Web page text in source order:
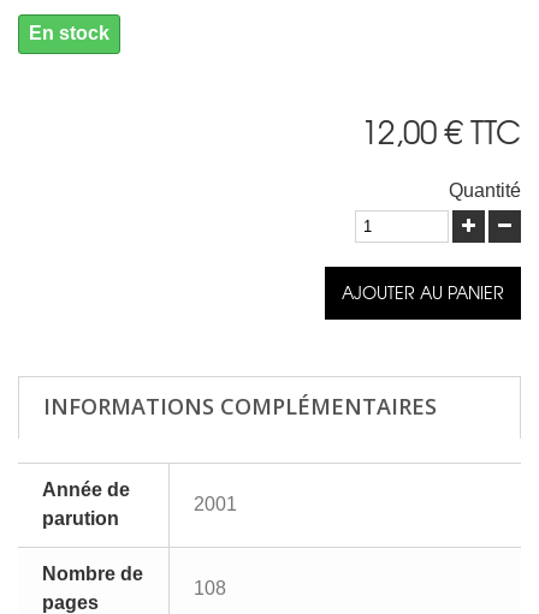
En stock
12,00 €TTC
Quantité
AJOUTER AU PANIER
INFORMATIONS COMPLÉMENTAIRES
Année de
parution
2001
Nombre de
pages
108